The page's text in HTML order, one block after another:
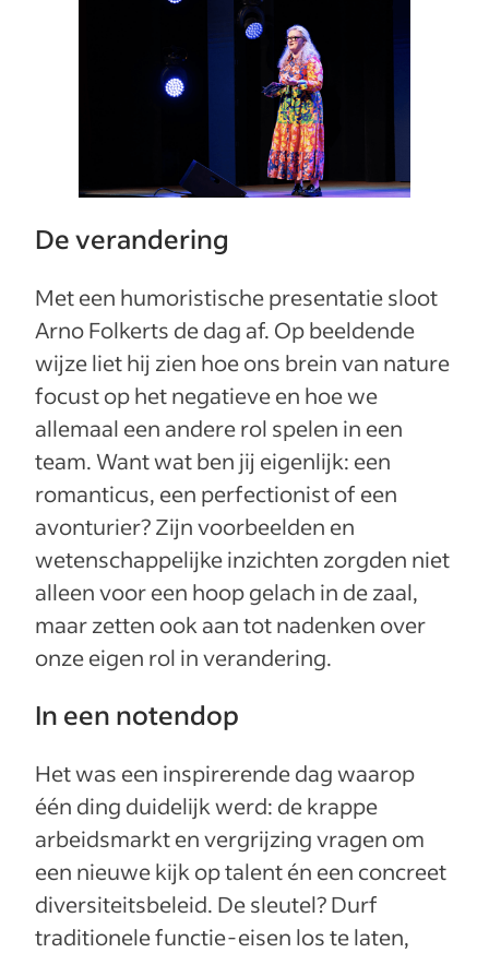
De verandering
Met een humoristische presentatie sloot
Arno Folkerts de dag af. Op beeldende
wijze liet hij zien hoe ons brein van nature
focust op het negatieve en hoe we
allemaal een andere rol spelen in een
team. Want wat ben jij eigenlijk: een
romanticus, een perfectionist of een
avonturier? Zijn voorbeelden en
wetenschappelijke inzichten zorgden niet
alleen voor een hoop gelach in de zaal,
maar zetten ook aan tot nadenken over
onze eigen rol in verandering.
In een notendop
Het was een inspirerende dag waarop
één ding duidelijk werd: de krappe
arbeidsmarkt en vergrijzing vragen om
een nieuwe kijk op talent én een concreet
diversiteitsbeleid. De sleutel? Durf
traditionele functie-eisen los te laten,